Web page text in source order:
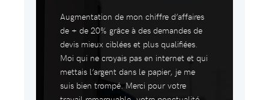
Augmentation de mon chiffre d’affaires
de + de 20% grâce à des demandes de
devis mieux ciblées et plus qualifiées.
Moi qui ne croyais pas en internet et qui
mettais l’argent dans le papier, je me
suis bien trompé. Merci pour votre